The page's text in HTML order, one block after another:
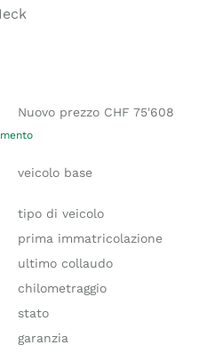
Nuovo prezzo CHF 75'608
veicolo base
tipo di veicolo
prima immatricolazione
ultimo collaudo
chilometraggio
stato
garanzia